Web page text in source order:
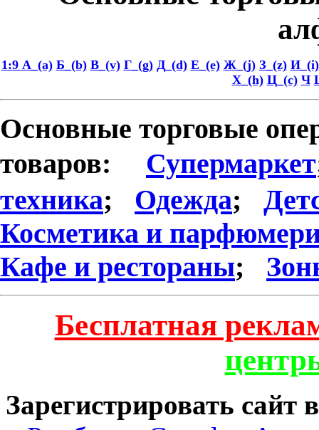
1:9 А_(a) Б_(b) В_(v) Г_(g) Д_(d) Е_(e) Ж_(j) З_(z) И_(i)
Х_(h) Ц_(c) Ч
Основные торговые
товаров:
Супермаркет
техника; Одежда;
Косметика и
Кафе и рестораны;
Бесплатная
Зарегистрировать сайт